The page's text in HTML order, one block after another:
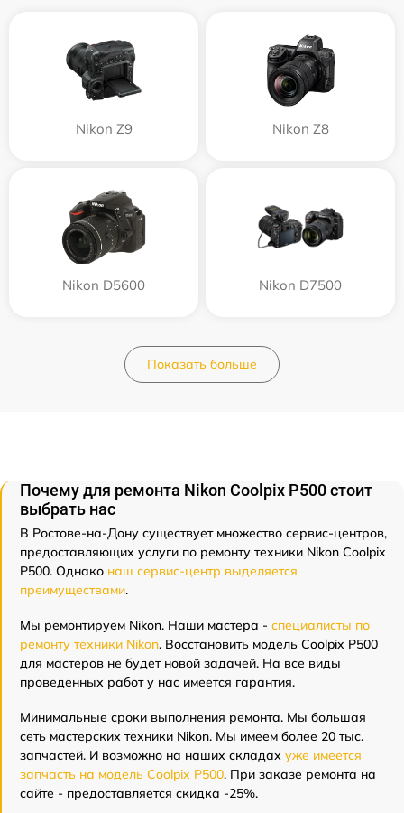
Nikon Z9 Nikon Z8
Nikon D5600 Nikon D7500
Показать больше
Почему для ремонта Nikon Coolpix P500 стоит
выбрать нас
В Ростове-на-Дону существует множество сервис-центров,
предоставляющих услуги по ремонту техники Nikon Coolpix
P500. Однако наш сервис-центр выделяется
преимуществами.
Мы ремонтируем Nikon. Наши мастера - специалисты по
ремонту техники Nikon. Восстановить модель Coolpix P500
для мастеров не будет новой задачей. На все виды
проведенных работ у нас имеется гарантия.
Минимальные сроки выполнения ремонта. Мы большая
сеть мастерских техники Nikon. Мы имеем более 20 тыс.
запчастей. И возможно на наших складах уже имеется
запчасть на модель Coolpix P500. При заказе ремонта на
сайте - предоставляется скидка -25%.